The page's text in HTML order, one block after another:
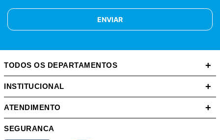
ENVIAR
TODOS OS DEPARTAMENTOS +
INSTITUCIONAL +
ATENDIMENTO +
SEGURANCA